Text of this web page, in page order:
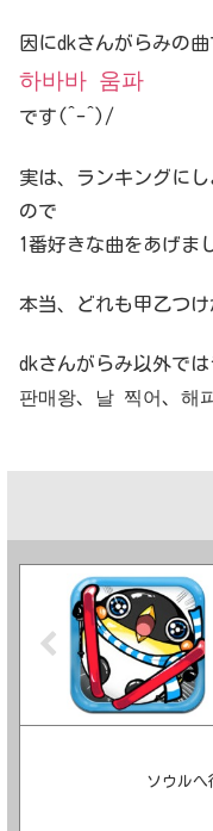
因にdkさんがらみの
하바바 움파
です(^-^)/
実は、ランキングに
ので
1番好きな曲をあげま
本当、どれも甲乙つけ
dkさんがらみ以外で
판매왕、날 찍어、해
ソウルへ